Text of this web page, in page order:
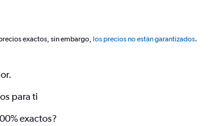
exactos, sin embargo, los precios no están garantizados.
para ti
exactos?